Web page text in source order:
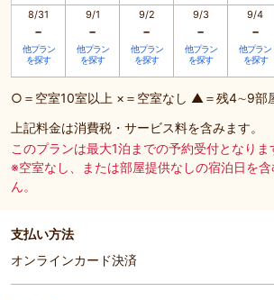
8/31
-
他プラン
を探す
9/1
-
他プラン
を探す
9/2
-
他プラン
を探す
9/3
-
他プラン
を探す
9/4
-
他プラン
を探す
○＝空室10室以上 ×＝空室なし ▲＝残4∼9部
上記料金は消費税・サービス料を含みます。
このプランは最大1泊までの予約受付となりま
※空室なし、または部屋提供なしの宿泊日を
ん。
支払い方法
オンラインカード決済